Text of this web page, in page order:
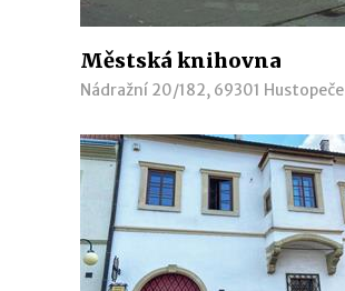
Městská knihovna
Nádražní 20/182, 69301 Hustopeče